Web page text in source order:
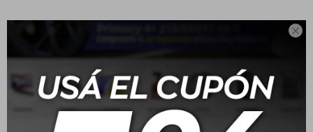

Aditivos
Aerosoles